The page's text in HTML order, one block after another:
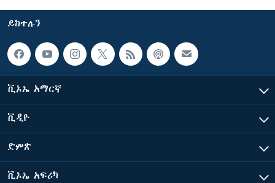
ይከተሉን
ቪኦኤ አማርኛ
ቪዲዮ
ድምጽ
ቪኦኤ አፍሪካ